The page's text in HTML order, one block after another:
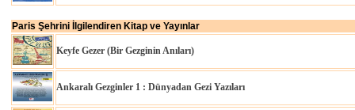
Paris Şehrini İlgilendiren Kitap ve Yayınlar
Keyfe Gezer (Bir Gezginin Anıları)
Ankaralı Gezginler 1 : Dünyadan Gezi Yazıları